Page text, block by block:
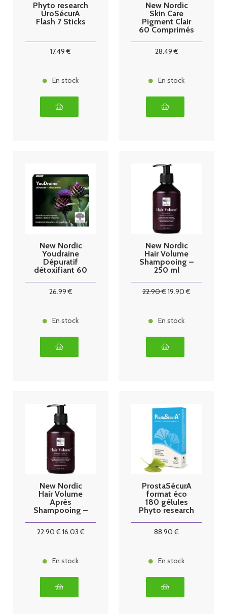
Phyto research
UroSécurA
Flash 7 Sticks
17.49 €
En stock
New Nordic
Skin Care
Pigment Clair
60 Comprimés
28.49€
En stock
New Nordic
Youdraine
Dépuratif
détoxifiant 60
26.99€
En stock
New Nordic
Hair Volume
Shampooing –
250 ml
22.90€19.90 €
En stock
New Nordic
Hair Volume
Après
Shampooing –
22.90€16.03€
En stock
ProstaSécurA
format éco
180 gélules
Phyto research
88.90 €
En stock